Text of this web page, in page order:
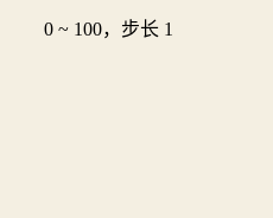
0 ~ 100，步长 1